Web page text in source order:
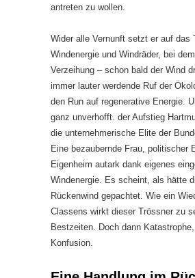
antreten zu wollen.
Wider alle Vernunft setzt er auf das
Windenergie und Windräder, bei
Verzeihung – schon bald der Wind
immer lauter werdende Ruf der
den Run auf regenerative Energie.
ganz unverhofft. der Aufstieg
die unternehmerische Elite der
Eine bezaubernde Frau, politischer
Eigenheim autark dank eigenes
Windenergie. Es scheint, als hätte
Rückenwind gepachtet. Wie ein
Classens wirkt dieser Trössner zu
Bestzeiten. Doch dann Katastrophe,
Konfusion.